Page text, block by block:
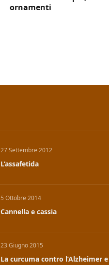
ornamenti
27 Settembre 2012
L’assafetida
5 Ottobre 2014
Cannella e cassia
23 Giugno 2015
La curcuma contro l’Alzheimer e